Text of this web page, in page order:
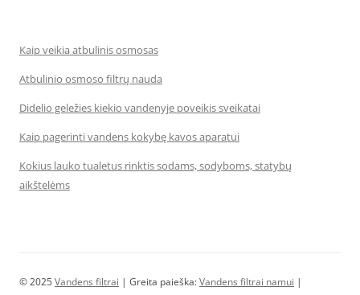
Kaip veikia atbulinis osmosas
Atbulinio osmoso filtrų nauda
Didelio geležies kiekio vandenyje poveikis sveikatai
Kaip pagerinti vandens kokybę kavos aparatui
Kokius lauko tualetus rinktis sodams, sodyboms, statybų
aikštelėms
© 2025Vandens filtrai | Greita paieška:Vandens filtrai namui |